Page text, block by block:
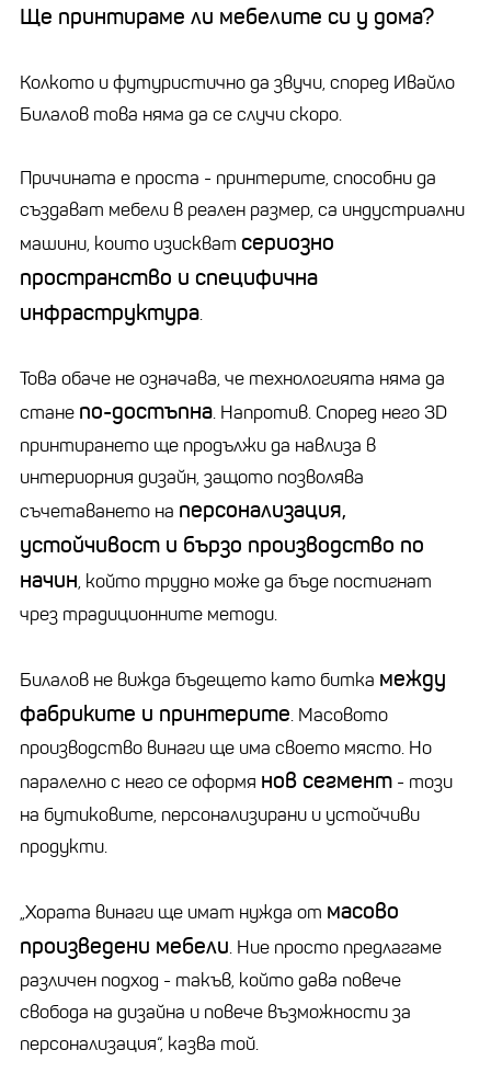
Ще принтираме ли мебелите си у дома?
Колкото и футуристично да звучи, според Ивайло
Билалов това няма да се случи скоро.
Причината е проста - принтерите, способни да
създават мебели в реален размер, са индустриални
машини, които изискват сериозно
пространство и специфична
инфраструктура.
Това обаче не означава, че технологията няма да
стане по-достъпна. Напротив. Според него 3D
принтирането ще продължи да навлиза в
интериорния дизайн, защото позволява
съчетаването на персонализация,
устойчивост и бързо производство по
начин, който трудно може да бъде постигнат
чрез традиционните методи.
Билалов не вижда бъдещето като битка между
фабриките и принтерите. Масовото
производство винаги ще има своето място. Но
паралелно с него се оформя нов сегмент - този
на бутиковите, персонализирани и устойчиви
продукти.
„Хората винаги ще имат нужда от масово
произведени мебели. Ние просто предлагаме
различен подход - такъв, който дава повече
свобода на дизайна и повече възможности за
персонализация“, казва той.